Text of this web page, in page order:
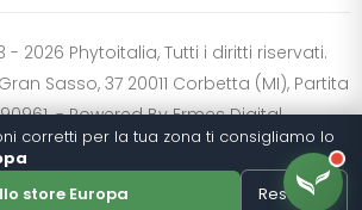
- 2026 Phytoitalia, Tutti i diritti riservati.
Sasso, 37 20011 Corbetta (MI), Partita
- Powered ByErmes Digital
impostazioni
corretti per la tua zona ti consigliamo lo
store Europa
Resta qui